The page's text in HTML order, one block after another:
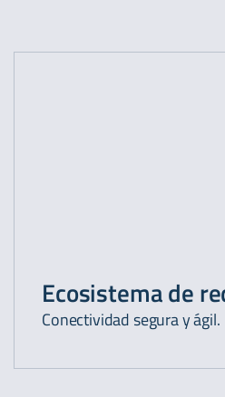
Ecosistema de
Conectividad segura y ágil.